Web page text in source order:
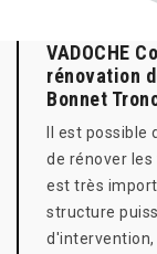
VADOCHE
rénovation
Bonnet
Il est
de rénover les
est très
structure
d'intervention,